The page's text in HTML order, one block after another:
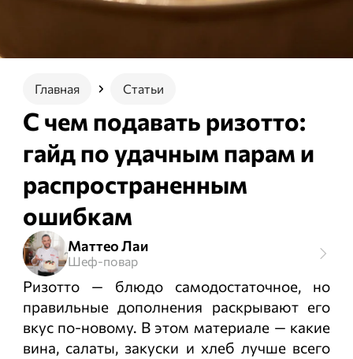
Главная Статьи
С чем подавать ризотто:
гайд по удачным парам и
распространенным
ошибкам
Маттео Лаи
Шеф-повар
Ризотто — блюдо самодостаточное, но
правильные дополнения раскрывают его
вкус по-новому. В этом материале — какие
вина, салаты, закуски и хлеб лучше всего